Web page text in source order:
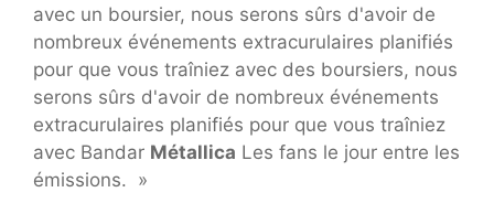
avec un boursier, nous serons sûrs d'avoir de
nombreux événements extracurulaires planifiés
pour que vous traîniez avec des boursiers, nous
serons sûrs d'avoir de nombreux événements
extracurulaires planifiés pour que vous traîniez
avec Bandar Métallica Les fans le jour entre les
émissions. »